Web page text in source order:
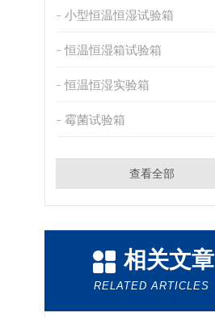
小型恒温恒湿试验箱
恒温恒湿箱试验箱
恒温恒湿实验箱
霉菌试验箱
查看全部
相关文章
RELATED ARTICLES